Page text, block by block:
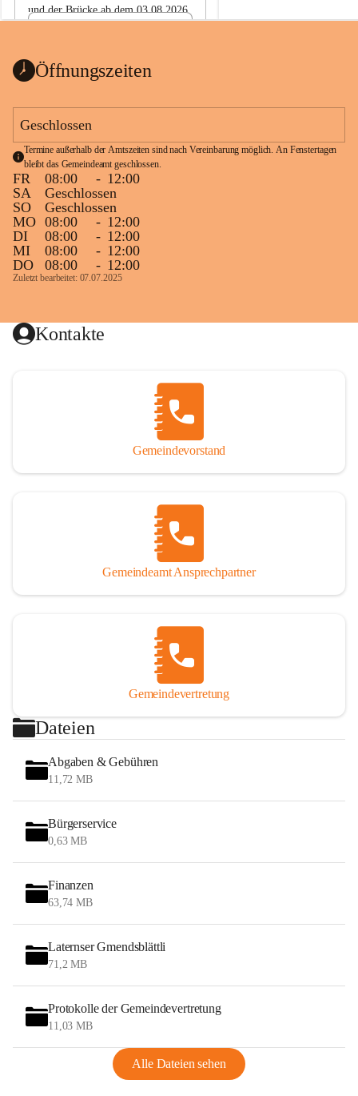
und der Brücke ab dem 03.08.2026
ht
1 Seite•0,1 MB
Öffnungszeiten
Geschlossen
Termine außerhalb der Amtszeiten sind nach Vereinbarung möglich. An Fenstertagen
bleibt das Gemeindeamt geschlossen.
FR 08:00 - 12:00
SA
Geschlossen
SO
Geschlossen
MO 08:00 - 12:00
DI
08:00 - 12:00
MI
08:00 - 12:00
DO
08:00 - 12:00
Zuletzt bearbeitet: 07.07.2025
Kontakte
Gemeindevorstand
Gemeindeamt Ansprechpartner
Gemeindevertretung
Dateien
Abgaben & Gebühren
11,72 MB
Bürgerservice
0,63 MB
Finanzen
63,74 MB
Laternser Gmendsblättli
71,2 MB
Protokolle der Gemeindevertretung
11,03 MB
Alle Dateien sehen